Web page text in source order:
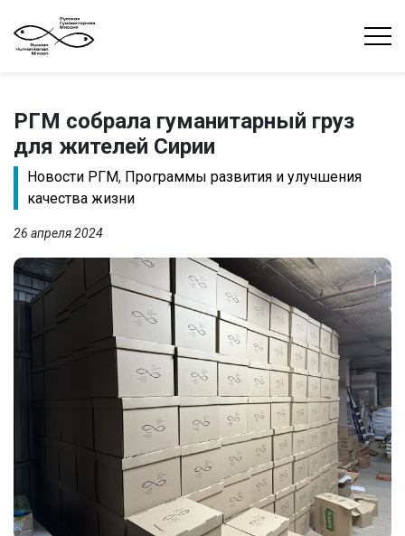
РГМ собрала гуманитарный груз
для жителей Сирии
Новости РГМ, Программы развития и улучшения
качества жизни
26 апреля 2024